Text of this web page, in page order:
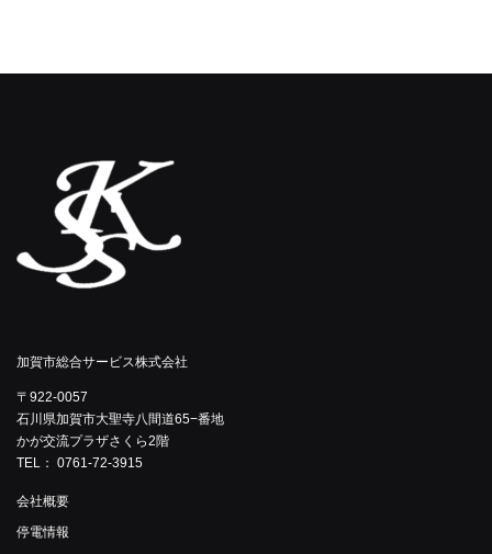
加賀市総合サービス株式会社
〒922-0057
石川県加賀市大聖寺八間道65−番地
かが交流プラザさくら2階
TEL： 0761-72-3915
会社概要
停電情報